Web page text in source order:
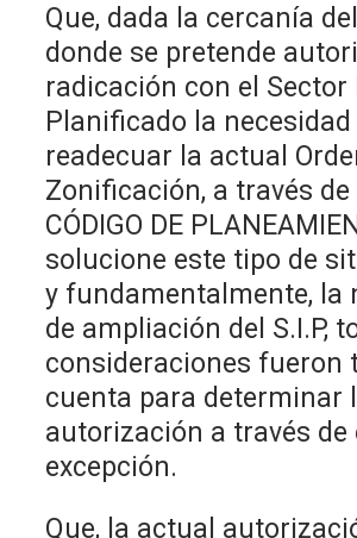
Que, dada la cercanía
donde se pretende
radicación con el Sector
Planificado la necesidad
readecuar la actual
Zonificación, a través de
CÓDIGO DE
solucione este tipo de
y fundamentalmente, la
de ampliación del S.I.P,
consideraciones fueron
cuenta para determinar
autorización a través de
excepción.
Que, la actual